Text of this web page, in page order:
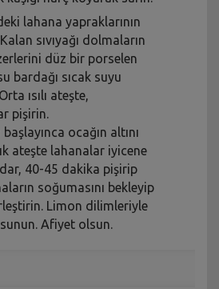
lahana yapraklarının
sıvıyağı dolmaların
düz bir porselen
bardağı sıcak suyu
ısılı ateşte,
pişirin.
ocağın altını
ateşte lahanalar iyicene
40-45 dakika pişirip
soğumasını bekleyip
Limon dilimleriyle
Afiyet olsun.